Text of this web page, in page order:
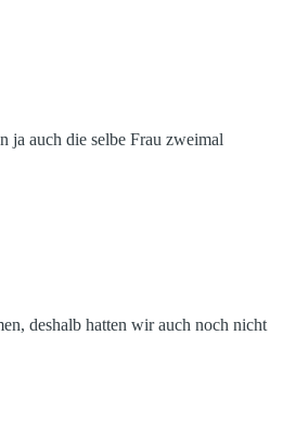
ja auch die selbe Frau zweimal
deshalb hatten wir auch noch nicht